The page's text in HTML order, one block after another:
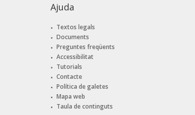
Ajuda
Textos legals
Documents
Preguntes freqüents
Accessibilitat
Tutorials
Contacte
Política de galetes
Mapa web
Taula de continguts